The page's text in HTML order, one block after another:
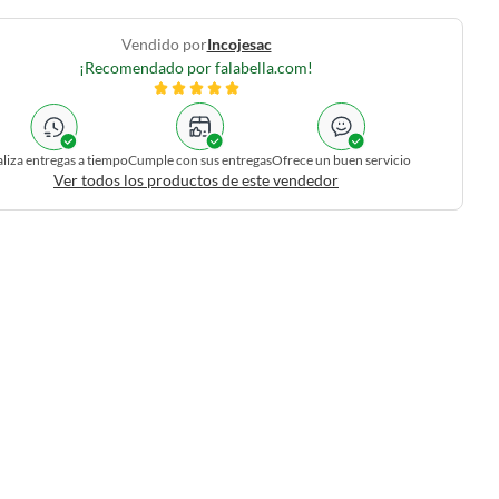
Vendido porIncojesac
¡Recomendado por falabella.com!
entregas a tiempoCumple con sus entregasOfrece un buen servicio
Ver todos los productos de este vendedor